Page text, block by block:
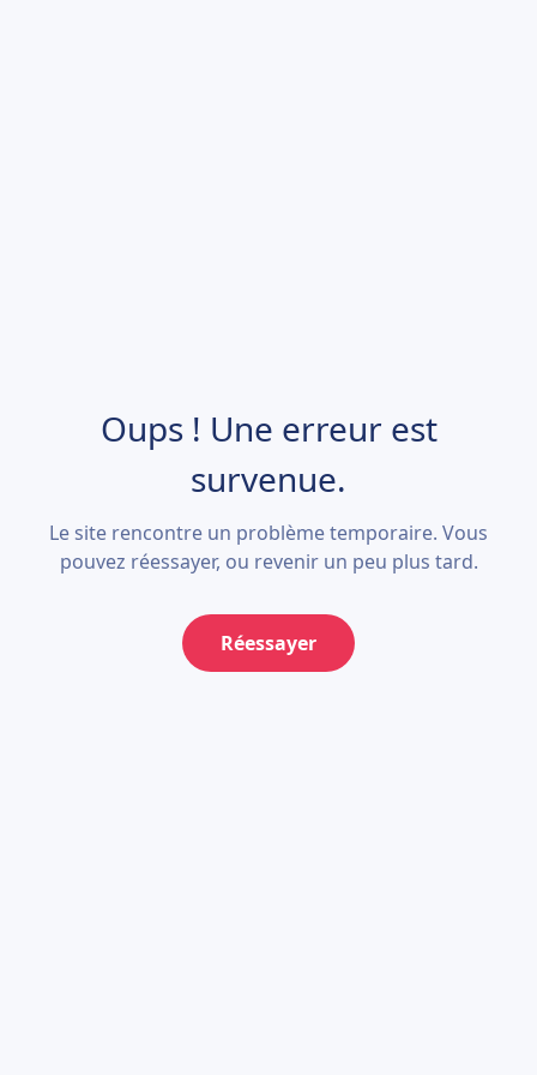
Oups ! Une erreur est
survenue.
Le site rencontre un problème temporaire. Vous
pouvez réessayer, ou revenir un peu plus tard.
Réessayer